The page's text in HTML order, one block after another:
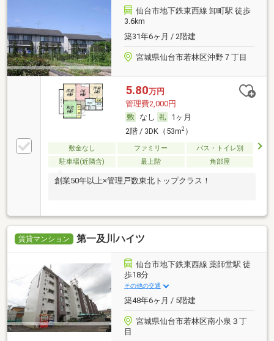
仙台市地下鉄東西線 卸町駅 徒歩
3.6km
築31年6ヶ月 / 2階建
宮城県仙台市若林区沖野７丁目
5.80万円
管理費2,000円
なし
1ヶ月
2階 / 3DK（53m2）
敷金なし ファミリー
バス・トイレ別
駐車場(近隣含)
最上階 角部屋
創業50年以上×管理戸数東北トップクラス！
賃貸マンション 第一及川ハイツ
仙台市地下鉄東西線 薬師堂駅 徒
歩18分
その他の交通
築48年6ヶ月 / 5階建
宮城県仙台市若林区南小泉３丁
目